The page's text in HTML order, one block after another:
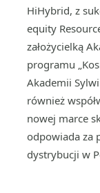
HiHybrid, z
equity
założycielką
programu
Akademii
również
nowej marce
odpowiada za
dystrybucji w